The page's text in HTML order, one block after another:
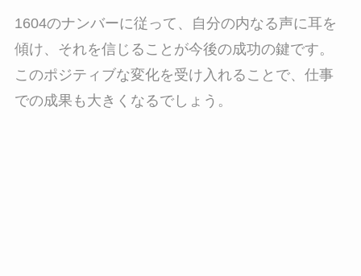
1604のナンバーに従って、自分の内なる声に耳を
傾け、それを信じることが今後の成功の鍵です。
このポジティブな変化を受け入れることで、仕事
での成果も大きくなるでしょう。